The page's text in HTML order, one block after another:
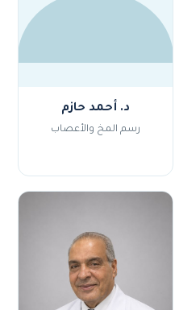
د. أحمد حازم
رسم المخ والأعصاب